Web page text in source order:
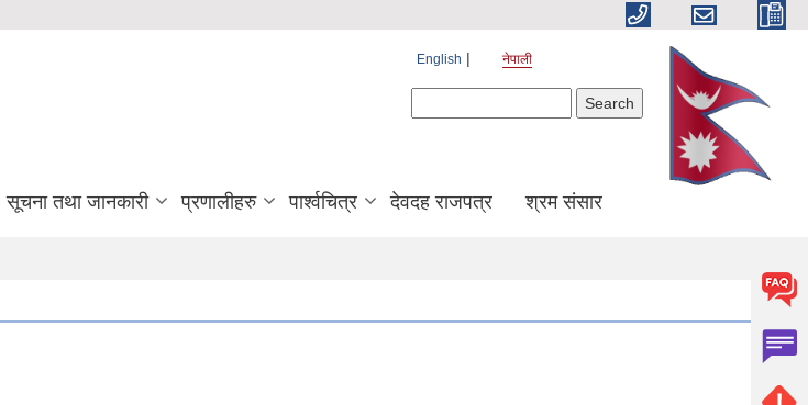
English नेपाली
सूचना तथा जानकारी प्रणालीहरु पार्श्वचित्र देवदह राजपत्र श्रम संसार